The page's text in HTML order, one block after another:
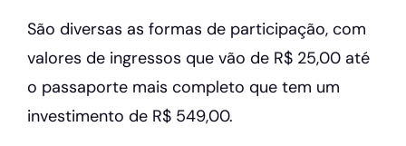
São diversas as formas de participação, com
valores de ingressos que vão de R$ 25,00 até
o passaporte mais completo que tem um
investimento de R$ 549,00.